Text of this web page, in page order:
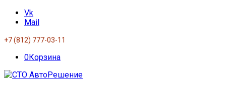
Vk
Mail
+7 (812) 777-03-11
0Корзина